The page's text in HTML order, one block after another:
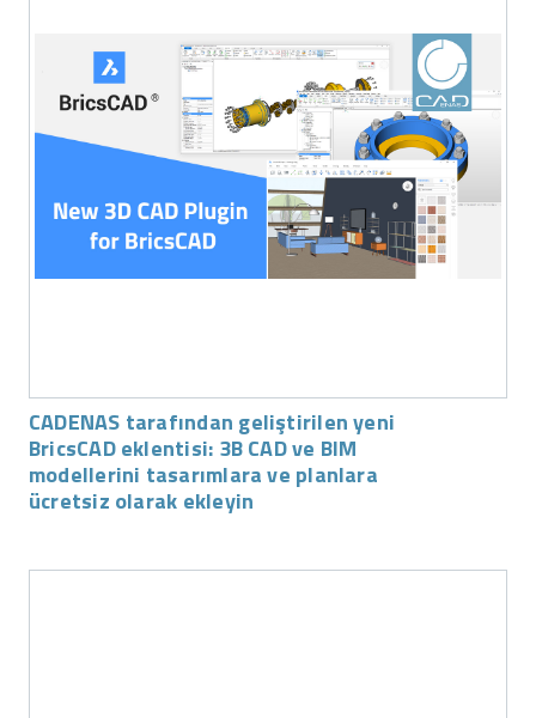
CADENAS tarafından geliştirilen yeni
BricsCAD eklentisi: 3B CAD ve BIM
modellerini tasarımlara ve planlara
ücretsiz olarak ekleyin